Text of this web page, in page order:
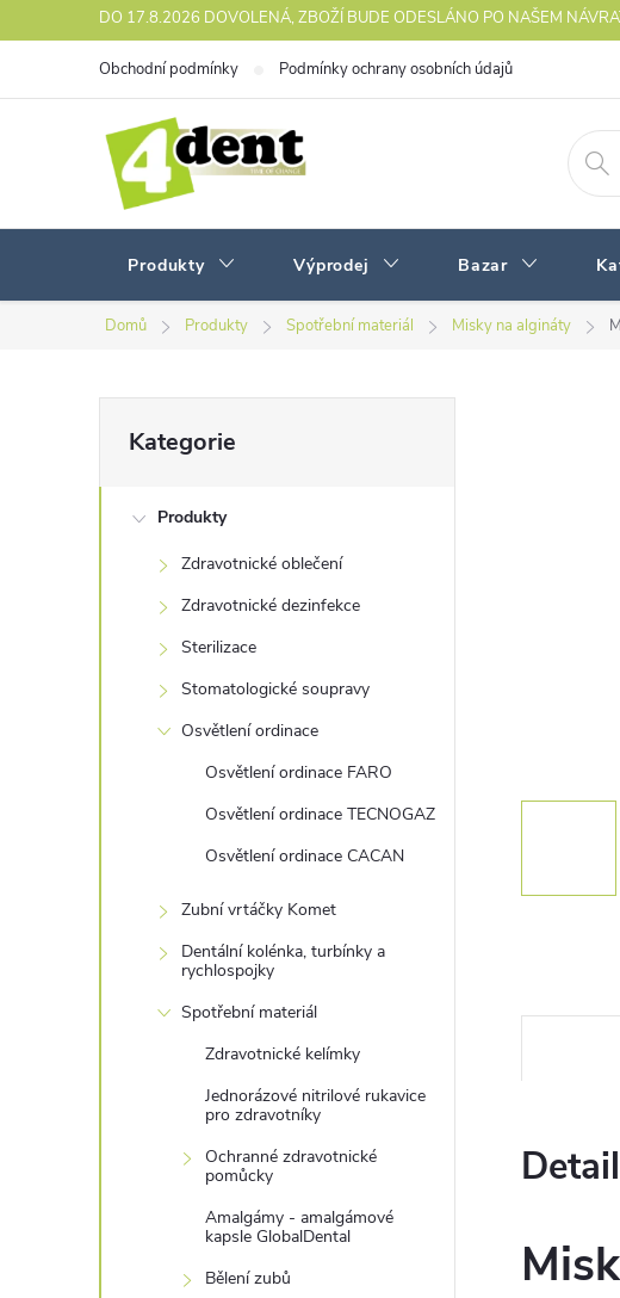
na
DO 17.8.2026 DOVOLENÁ, ZBOŽÍ BUDE ODESLÁNO PO NAŠEM
Obchodní podmínky Podmínky ochrany osobních údajů
Produkty Výprodej Bazar
Domů Produkty Spotřební materiál Misky na algináty
o
kategorie
Kategorie
Produkty
Zdravotnické oblečení
Zdravotnické dezinfekce
Sterilizace
Stomatologické soupravy
Osvětlení ordinace
Osvětlení ordinace FARO
Osvětlení ordinace TECNOGAZ
Osvětlení ordinace CACAN
Zubní vrtáčky Komet
Dentální kolénka, turbínky a
rychlospojky
Spotřební materiál
Zdravotnické kelímky
Jednorázové nitrilové rukavice
pro zdravotníky
Ochranné zdravotnické
pomůcky
Amalgámy - amalgámové
kapsle GlobalDental
Bělení zubů